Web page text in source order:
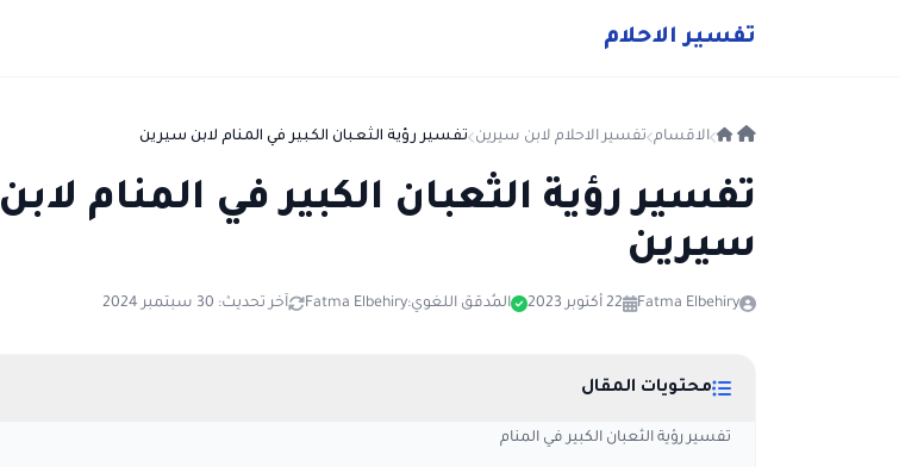
تفسير الاحلام
الاقسام تفسير الاحلام لابن سيرين تفسير رؤية الثعبان الكبير في المنام لابن سيرين
تفسير رؤية الثعبان الكبير في المنام لابن
سيرين
Fatma Elbehiry 22 أكتوبر 2023 المُدقق اللغوي:Fatma Elbehiry آخر تحديث: 30 سبتمبر 2024
محتويات المقال
تفسير رؤية الثعبان الكبير في المنام